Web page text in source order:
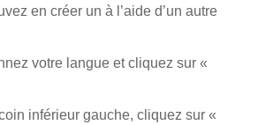
en créer un à l’aide d’un autre
votre langue et cliquez sur «
inférieur gauche, cliquez sur «